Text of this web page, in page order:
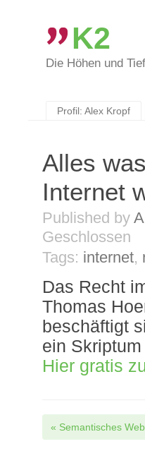
K2
Die Höhen und
Profil: Alex Kropf
Alles
Internet
Published by
Geschlossen
Tags: internet,
Das Recht
Thomas
beschäftigt
ein
Hier gratis
Post
« Semantisches